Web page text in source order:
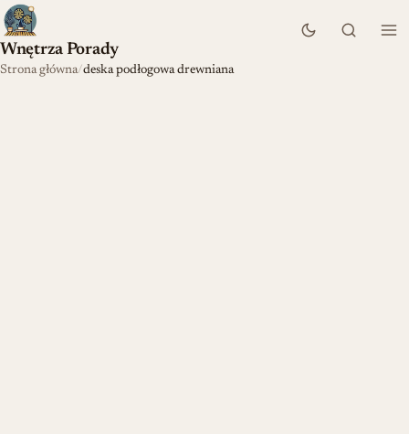
Wnętrza Porady
Strona główna deska podłogowa drewniana